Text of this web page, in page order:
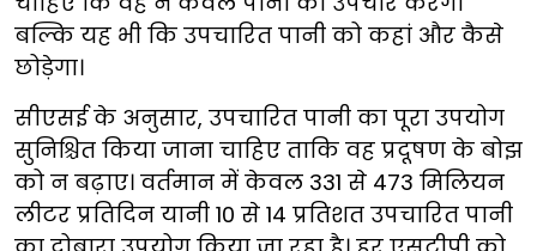
बल्कि यह भी कि उपचारित पानी को कहां और कैसे
छोड़ेगा।
सीएसई के अनुसार, उपचारित पानी का पूरा उपयोग
सुनिश्चित किया जाना चाहिए ताकि वह प्रदूषण के बोझ
को न बढ़ाए। वर्तमान में केवल 331 से 473 मिलियन
लीटर प्रतिदिन यानी 10 से 14 प्रतिशत उपचारित पानी